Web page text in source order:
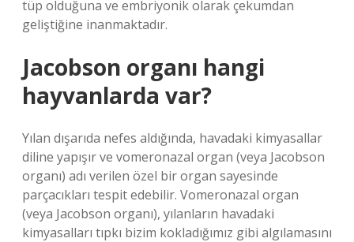
tüp olduğuna ve embriyonik olarak çekumdan
geliştiğine inanmaktadır.
Jacobson organı hangi
hayvanlarda var?
Yılan dışarıda nefes aldığında, havadaki kimyasallar
diline yapışır ve vomeronazal organ (veya Jacobson
organı) adı verilen özel bir organ sayesinde
parçacıkları tespit edebilir. Vomeronazal organ
(veya Jacobson organı), yılanların havadaki
kimyasalları tıpkı bizim kokladığımız gibi algılamasını